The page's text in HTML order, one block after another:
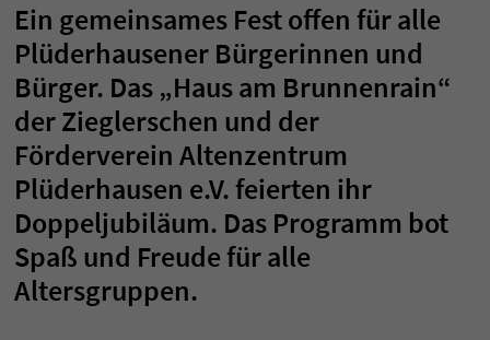
Ein gemeinsames Fest offen für alle
Plüderhausener Bürgerinnen und
Bürger. Das „Haus am Brunnenrain“
der Zieglerschen und der
Förderverein Altenzentrum
Plüderhausen e.V. feierten ihr
Doppeljubiläum. Das Programm bot
Spaß und Freude für alle
Altersgruppen.